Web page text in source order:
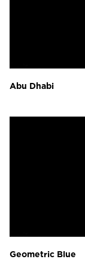
Abu Dhabi
Geometric Blue